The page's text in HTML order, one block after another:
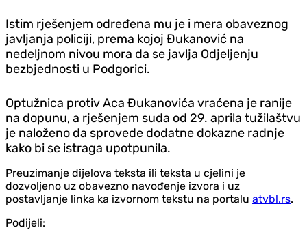
Istim rješenjem određena mu je i mera obaveznog
javljanja policiji, prema kojoj Đukanović na
nedeljnom nivou mora da se javlja Odjeljenju
bezbjednosti u Podgorici.
Optužnica protiv Aca Đukanovića vraćena je ranije
na dopunu, a rješenjem suda od 29. aprila tužilaštvu
je naloženo da sprovede dodatne dokazne radnje
kako bi se istraga upotpunila.
Preuzimanje dijelova teksta ili teksta u cjelini je
dozvoljeno uz obavezno navođenje izvora i uz
postavljanje linka ka izvornom tekstu na portalu atvbl.rs.
Podijeli: